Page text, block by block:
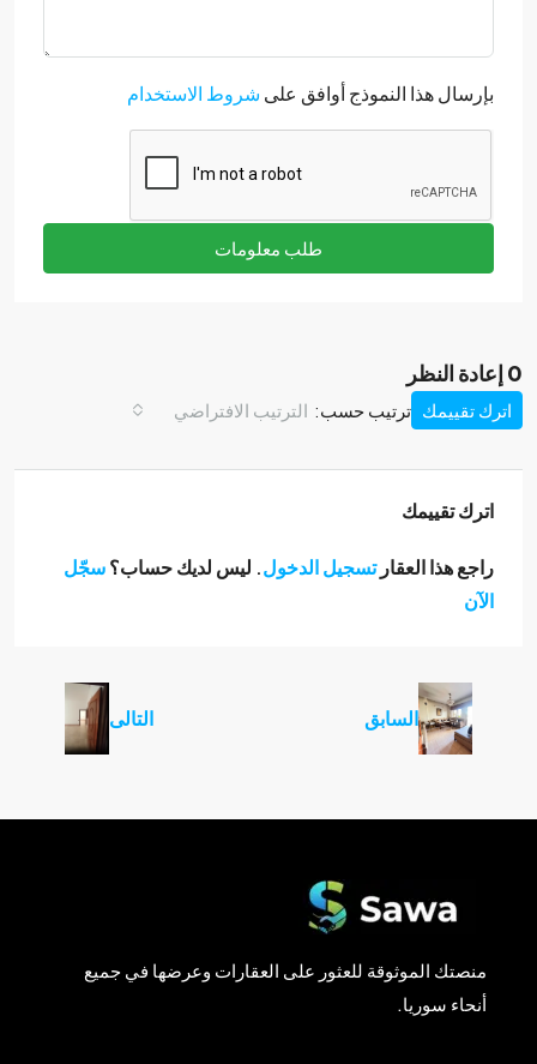
بإرسال هذا النموذج أوافق على شروط الاستخدام
طلب معلومات
0 إعادة النظر
ترتيب حسب: الترتيب الافتراضي اترك تقييمك
اترك تقييمك
راجع هذا العقارتسجيل الدخول. ليس لديك حساب؟سجّل
الآن
السابق التالى
منصتك الموثوقة للعثور على العقارات وعرضها في جميع
أنحاء سوريا.